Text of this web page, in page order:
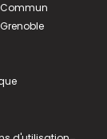
Commun